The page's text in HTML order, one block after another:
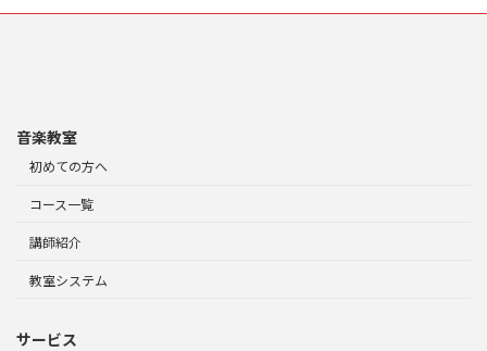
音楽教室
初めての方へ
コース一覧
講師紹介
教室システム
サービス